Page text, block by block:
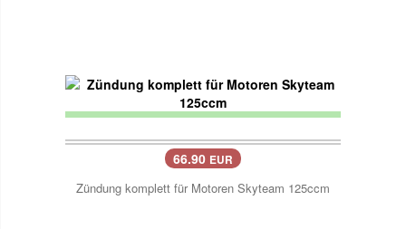
66.90 EUR
Zündung komplett für Motoren Skyteam 125ccm